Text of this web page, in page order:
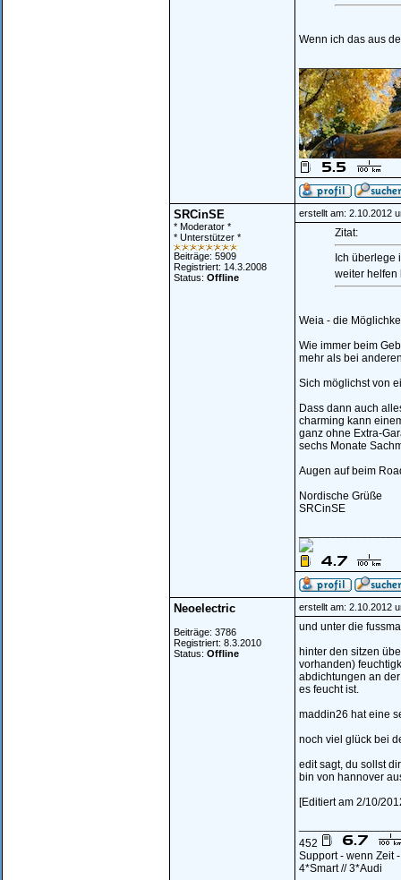
Wenn ich das aus
SRCinSE
* Moderator *
* Unterstützer *
Beiträge: 5909
Registriert: 14.3.2008
Status: Offline
erstellt am: 2.10.2012
Zitat:
Ich überlege
weiter
Weia - die
Wie immer beim
mehr als bei
Sich möglichst von
Dass dann auch
charming kann
ganz ohne Extra-
sechs Monate
Augen auf beim
Nordische Grüße
SRCinSE
Neoelectric
Beiträge: 3786
Registriert: 8.3.2010
Status: Offline
erstellt am: 2.10.2012
und unter die
hinter den sitzen
vorhanden)
abdichtungen an
es feucht ist.
maddin26 hat eine
noch viel glück bei
edit sagt, du sollst
bin von hannover
[Editiert am 2/10/
452
Support - wenn Zeit
4*Smart // 3*Audi